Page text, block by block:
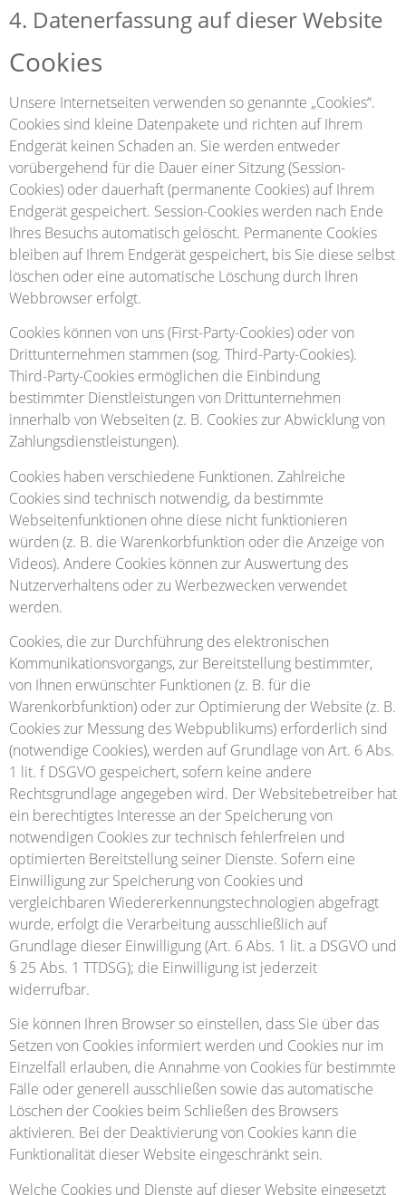
4. Datenerfassung auf dieser Website
Cookies
Unsere Internetseiten verwenden so genannte „Cookies“.
Cookies sind kleine Datenpakete und richten auf Ihrem
Endgerät keinen Schaden an. Sie werden entweder
vorübergehend für die Dauer einer Sitzung (Session-
Cookies) oder dauerhaft (permanente Cookies) auf Ihrem
Endgerät gespeichert. Session-Cookies werden nach Ende
Ihres Besuchs automatisch gelöscht. Permanente Cookies
bleiben auf Ihrem Endgerät gespeichert, bis Sie diese selbst
löschen oder eine automatische Löschung durch Ihren
Webbrowser erfolgt.
Cookies können von uns (First-Party-Cookies) oder von
Drittunternehmen stammen (sog. Third-Party-Cookies).
Third-Party-Cookies ermöglichen die Einbindung
bestimmter Dienstleistungen von Drittunternehmen
innerhalb von Webseiten (z. B. Cookies zur Abwicklung von
Zahlungsdienstleistungen).
Cookies haben verschiedene Funktionen. Zahlreiche
Cookies sind technisch notwendig, da bestimmte
Webseitenfunktionen ohne diese nicht funktionieren
würden (z. B. die Warenkorbfunktion oder die Anzeige von
Videos). Andere Cookies können zur Auswertung des
Nutzerverhaltens oder zu Werbezwecken verwendet
werden.
Cookies, die zur Durchführung des elektronischen
Kommunikationsvorgangs, zur Bereitstellung bestimmter,
von Ihnen erwünschter Funktionen (z. B. für die
Warenkorbfunktion) oder zur Optimierung der Website (z. B.
Cookies zur Messung des Webpublikums) erforderlich sind
(notwendige Cookies), werden auf Grundlage von Art. 6 Abs.
1 lit. f DSGVO gespeichert, sofern keine andere
Rechtsgrundlage angegeben wird. Der Websitebetreiber hat
ein berechtigtes Interesse an der Speicherung von
notwendigen Cookies zur technisch fehlerfreien und
optimierten Bereitstellung seiner Dienste. Sofern eine
Einwilligung zur Speicherung von Cookies und
vergleichbaren Wiedererkennungstechnologien abgefragt
wurde, erfolgt die Verarbeitung ausschließlich auf
Grundlage dieser Einwilligung (Art. 6 Abs. 1 lit. a DSGVO und
§ 25 Abs. 1 TTDSG); die Einwilligung ist jederzeit
widerrufbar.
Sie können Ihren Browser so einstellen, dass Sie über das
Setzen von Cookies informiert werden und Cookies nur im
Einzelfall erlauben, die Annahme von Cookies für bestimmte
Fälle oder generell ausschließen sowie das automatische
Löschen der Cookies beim Schließen des Browsers
aktivieren. Bei der Deaktivierung von Cookies kann die
Funktionalität dieser Website eingeschränkt sein.
Welche Cookies und Dienste auf dieser Website eingesetzt